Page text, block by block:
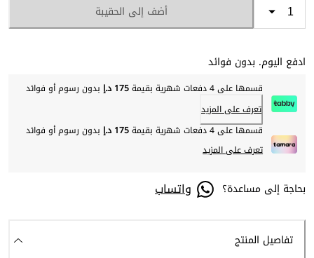
أضف إلى الحقيبة
ادفع اليوم. بدون فوائد
قسمها على 4 دفعات شهرية بقيمة 175 د.إ
بدون رسوم أو فوائد
تعرف على المزيد
قسمها على 4 دفعات شهرية بقيمة
175 د.إ
بدون رسوم أو فوائد
تعرف على المزيد
بحاجة إلى مساعدة؟ واتساب
تفاصيل المنتج